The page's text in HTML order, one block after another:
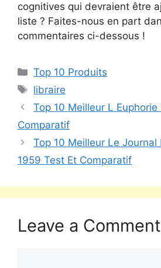
cognitives qui devraient être
liste ? Faites-nous en part
commentaires ci-dessous !
Top 10 Produits
libraire
Top 10 Meilleur L Euphorie
Comparatif
Top 10 Meilleur Le Journal
1959 Test Et Comparatif
Leave a Comment